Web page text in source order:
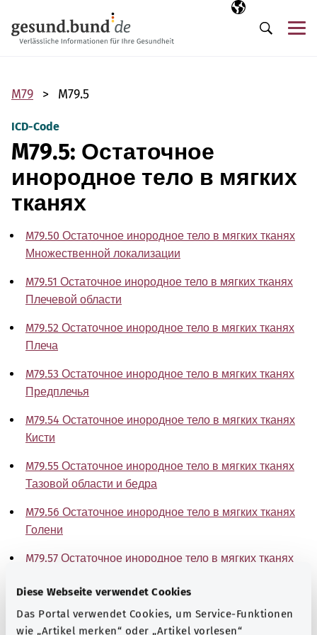
Diese Webseite verwendet Cookies
Das Portal verwendet Cookies, um Service-Funktionen
wie „Artikel merken“ oder „Artikel vorlesen“
Выбранный
RU
Поиск
M79 M79.5
ICD-Code
M79.5: Остаточное
инородное тело в мягких
тканях
M79.50 Остаточное инородное тело в мягких тканях
Множественной локализации
M79.51 Остаточное инородное тело в мягких тканях
Плечевой области
M79.52 Остаточное инородное тело в мягких тканях
Плеча
M79.53 Остаточное инородное тело в мягких тканях
Предплечья
M79.54 Остаточное инородное тело в мягких тканях
Кисти
M79.55 Остаточное инородное тело в мягких тканях
Тазовой области и бедра
M79.56 Остаточное инородное тело в мягких тканях
Голени
M79.57 Остаточное инородное тело в мягких тканях
Другой локализации